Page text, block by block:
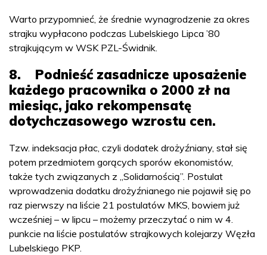
Warto przypomnieć, że średnie wynagrodzenie za okres
strajku wypłacono podczas Lubelskiego Lipca ’80
strajkującym w WSK PZL-Świdnik.
8. Podnieść zasadnicze uposażenie
każdego pracownika o 2000 zł na
miesiąc, jako rekompensatę
dotychczasowego wzrostu cen.
Tzw. indeksacja płac, czyli dodatek drożyźniany, stał się
potem przedmiotem gorących sporów ekonomistów,
także tych związanych z „Solidarnością”. Postulat
wprowadzenia dodatku drożyźnianego nie pojawił się po
raz pierwszy na liście 21 postulatów MKS, bowiem już
wcześniej – w lipcu – możemy przeczytać o nim w 4.
punkcie na liście postulatów strajkowych kolejarzy Węzła
Lubelskiego PKP.